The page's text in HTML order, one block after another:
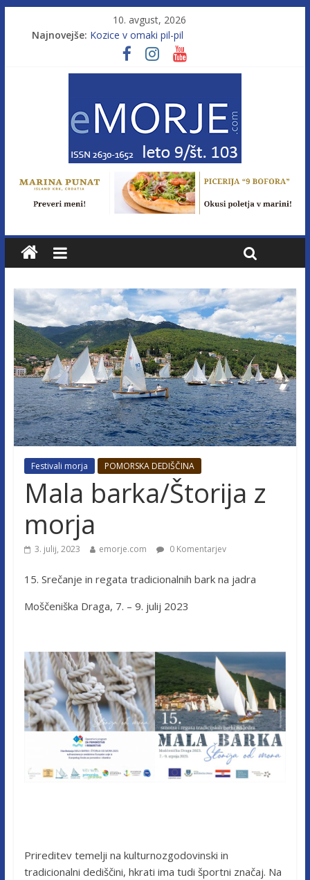
10. avgust, 2026
Najnovejše: Kozice v omaki pil-pil
Leto 9, št. 103; Licenca brez morja
Od morja do gorja 11
Festivali morja POMORSKA DEDIŠČINA
Mala barka/Štorija z
morja
3. julij, 2023 emorje.com 0 Komentarjev
15. Srečanje in regata tradicionalnih bark na jadra
Moščeniška Draga, 7. – 9. julij 2023
Prireditev temelji na kulturnozgodovinski in
tradicionalni dediščini, hkrati ima tudi športni značaj. Na